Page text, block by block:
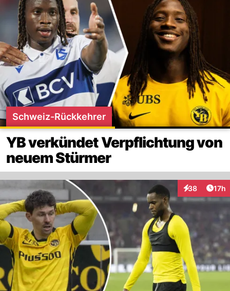
Schweiz-Rückkehrer
YB verkündet Verpflichtung von
neuem Stürmer
38
Interaktionen
17h